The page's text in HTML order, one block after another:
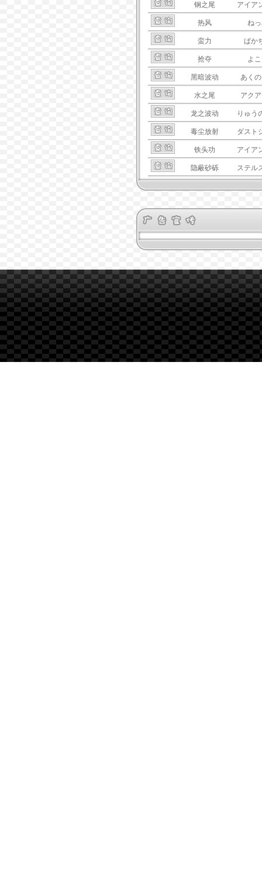
钢之尾 アイア
热风 ね
蛮力 ばか
抢夺 よ
黑暗波动 あく
水之尾 アク
龙之波动 りゅう
毒尘放射 ダスト
铁头功 アイア
隐蔽砂砾 ステル